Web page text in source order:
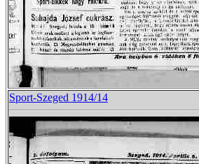
Sport-Szeged 1914/14